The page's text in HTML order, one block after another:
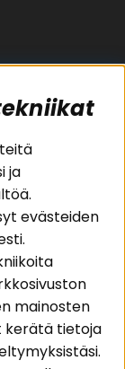
meitä
ja
evästeiden
mainosten
kerätä tietoja